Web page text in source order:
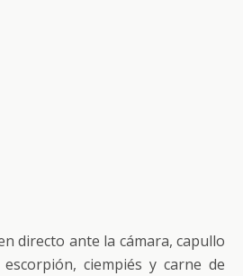
directo ante la cámara, capullo
ciempiés y carne de